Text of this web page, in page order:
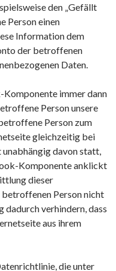
den „Gefällt
Person einen
Information dem
der betroffenen
Daten.
immer dann
Person unsere
Person zum
gleichzeitig bei
davon statt,
Komponente anklickt
dieser
Person nicht
verhindern, dass
aus ihrem
die unter